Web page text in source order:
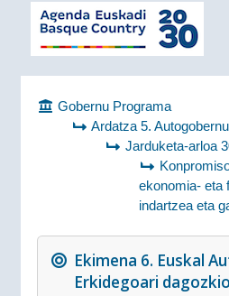
Gobernu Programa
Ardatza 5.
Jarduketa-arloa
ekonomia- eta
indartzea eta
Ekimena 6. Euskal
Erkidegoari